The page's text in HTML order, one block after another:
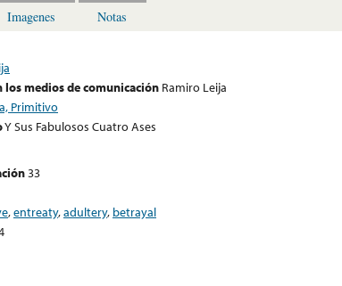
Imagenes Notas
los medios de comunicación Ramiro Leija
Primitivo
Y Sus Fabulosos Cuatro Ases
33
,entreaty,adultery, betrayal